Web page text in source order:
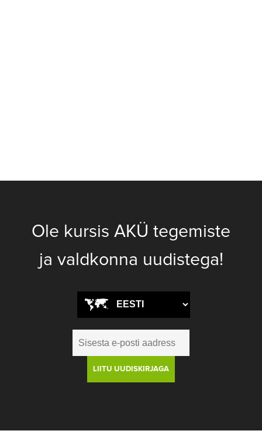
Ole kursis AKÜ tegemiste
ja valdkonna uudistega!